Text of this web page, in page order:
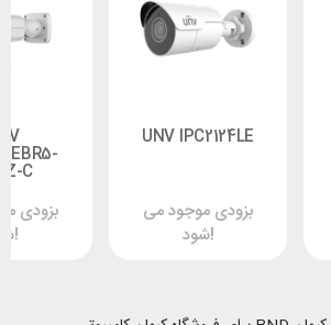
UNV IPC2124LE
بزودی موجود می
شود!
C
بزودی
شود!